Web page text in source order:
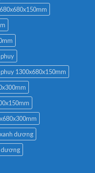
1300x680x150mm
dương
dương